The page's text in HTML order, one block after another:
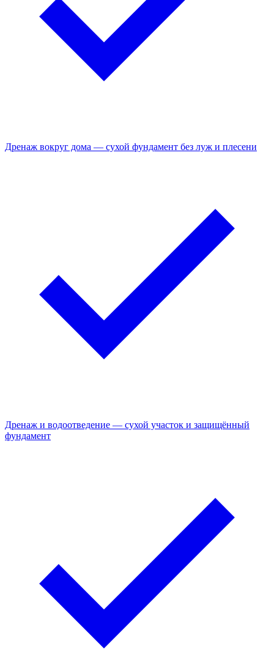
Дренаж вокруг дома — сухой фундамент без луж и плесени
Дренаж и водоотведение — сухой участок и защищённый
фундамент